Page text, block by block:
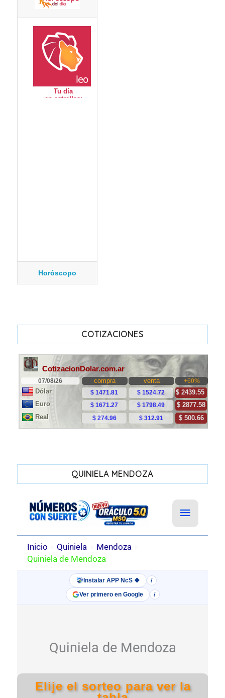
Horóscopo
COTIZACIONES
QUINIELA MENDOZA